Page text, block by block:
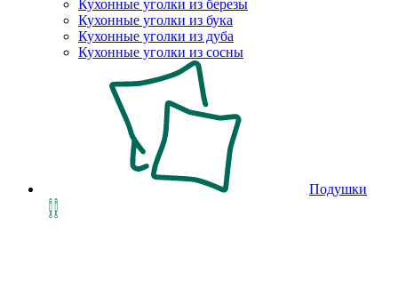
Кухонные уголки из березы
Кухонные уголки из бука
Кухонные уголки из дуба
Кухонные уголки из сосны
Подушки